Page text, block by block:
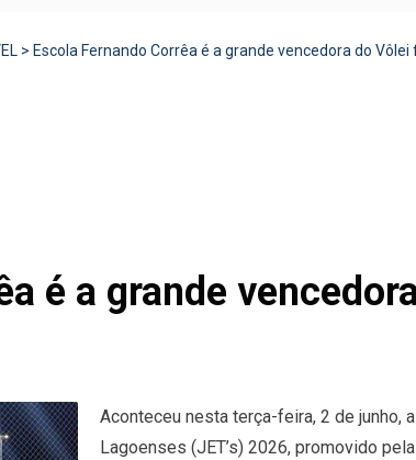
> Escola Fernando Corrêa é a grande vencedora do Vôlei
é a grande
Aconteceu nesta terça-feira, 2 de
Lagoenses (JET’s) 2026, promovido